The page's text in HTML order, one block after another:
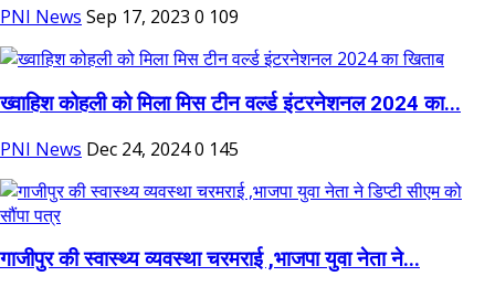
PNI News Sep 17, 2023 0 109
ख्वाहिश कोहली को मिला मिस टीन वर्ल्ड इंटरनेशनल 2024 का...
PNI News Dec 24, 20240 145
गाजीपुर की स्वास्थ्य व्यवस्था चरमराई ,भाजपा युवा नेता ने...